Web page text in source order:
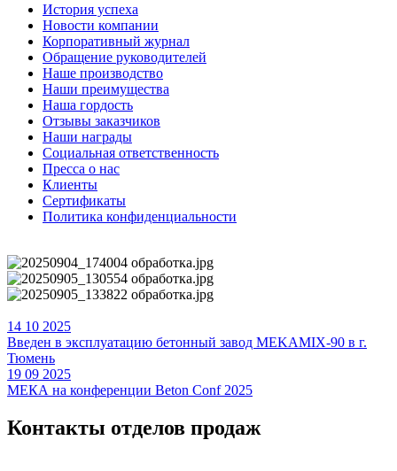
История успеха
Новости компании
Корпоративный журнал
Обращение руководителей
Наше производство
Наши преимущества
Наша гордость
Отзывы заказчиков
Наши награды
Социальная ответственность
Пресса о нас
Клиенты
Сертификаты
Политика конфиденциальности
14 10 2025
Введен в эксплуатацию бетонный завод MEKAMIX-90 в г.
Тюмень
19 09 2025
МЕКА на конференции Beton Conf 2025
Контакты отделов продаж